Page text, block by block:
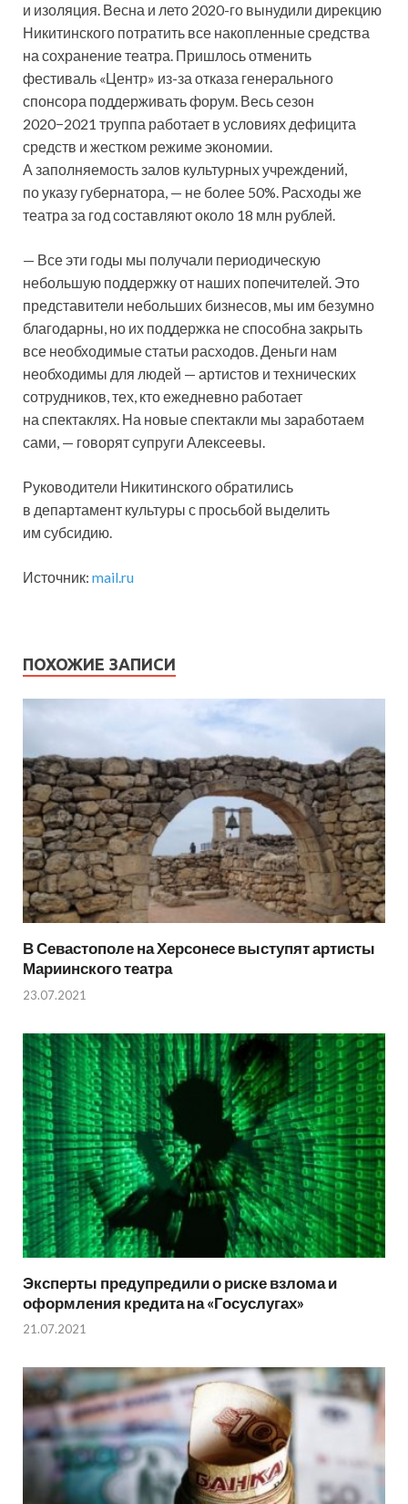
и изоляция. Весна и лето 2020-го вынудили дирекцию
Никитинского потратить все накопленные средства
на сохранение театра. Пришлось отменить
фестиваль «Центр» из-за отказа генерального
спонсора поддерживать форум. Весь сезон
2020−2021 труппа работает в условиях дефицита
средств и жестком режиме экономии.
А заполняемость залов культурных учреждений,
по указу губернатора, — не более 50%. Расходы же
театра за год составляют около 18 млн рублей.
— Все эти годы мы получали периодическую
небольшую поддержку от наших попечителей. Это
представители небольших бизнесов, мы им безумно
благодарны, но их поддержка не способна закрыть
все необходимые статьи расходов. Деньги нам
необходимы для людей — артистов и технических
сотрудников, тех, кто ежедневно работает
на спектаклях. На новые спектакли мы заработаем
сами, — говорят супруги Алексеевы.
Руководители Никитинского обратились
в департамент культуры с просьбой выделить
им субсидию.
Источник: mail.ru
ПОХОЖИЕ ЗАПИСИ
В Севастополе на Херсонесе выступят артисты
Мариинского театра
23.07.2021
Эксперты предупредили о риске взлома и
оформления кредита на «Госуслугах»
21.07.2021